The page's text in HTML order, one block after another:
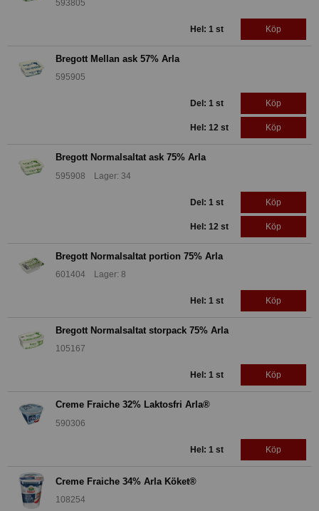
593805
Hel: 1 st Köp
Bregott Mellan ask 57% Arla
595905
Del: 1 st Köp
Hel: 12 st Köp
Bregott Normalsaltat ask 75% Arla
595908 Lager: 34
Del: 1 st Köp
Hel: 12 st Köp
Bregott Normalsaltat portion 75% Arla
601404 Lager: 8
Hel: 1 st Köp
Bregott Normalsaltat storpack 75% Arla
105167
Hel: 1 st Köp
Creme Fraiche 32% Laktosfri Arla®
590306
Hel: 1 st Köp
Creme Fraiche 34% Arla Köket®
108254